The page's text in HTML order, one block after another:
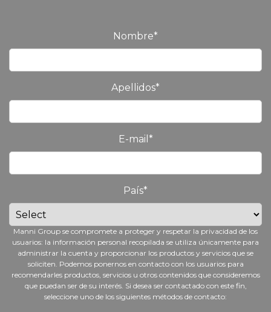
Nombre*
Apellidos*
E-mail *
País*
Manni Group se compromete a proteger y respetar la privacidad de los
usuarios: la información personal recopilada se utiliza únicamente para
administrar la cuenta y proporcionar los productos y servicios que se
soliciten. Podemos ponernos en contacto con los usuarios para
recomendarles productos, servicios u otros contenidos que consideremos
que puedan ser de su interés. Si desea ser contactado con este fin,
seleccione uno de los siguientes métodos de contacto: